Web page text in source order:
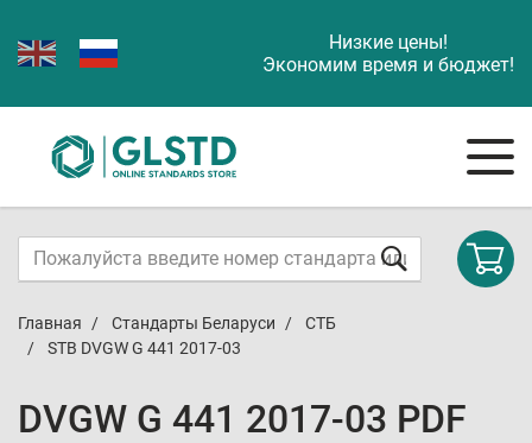
Низкие цены!
Экономим время и бюджет!
Главная Стандарты Беларуси
СТБ
STB DVGW G 441 2017-03
DVGW G 441 2017-03 PDF